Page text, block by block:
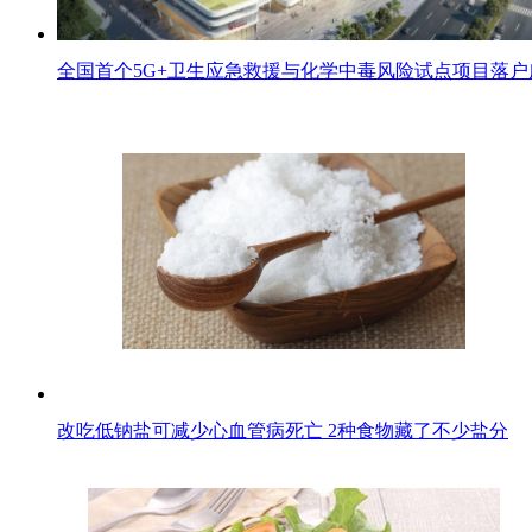
全国首个5G+卫生应急救援与化学中毒风险试点项目落
改吃低钠盐可减少心血管病死亡 2种食物藏了不少盐分